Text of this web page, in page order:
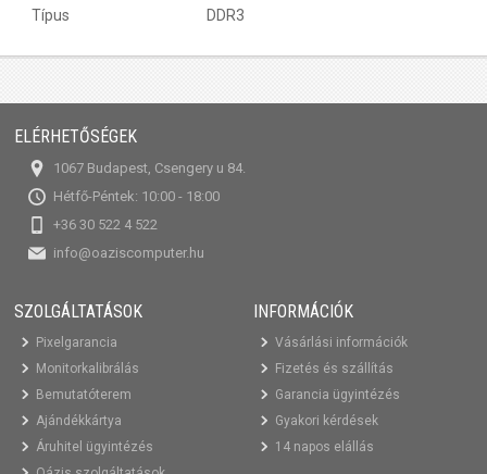
Típus
DDR3
ELÉRHETŐSÉGEK
1067 Budapest, Csengery u 84.
Hétfő-Péntek: 10:00 - 18:00
+36 30 522 4 522
info@oaziscomputer.hu
SZOLGÁLTATÁSOK
Pixelgarancia
Monitorkalibrálás
Bemutatóterem
Ajándékkártya
Áruhitel ügyintézés
INFORMÁCIÓK
Vásárlási információk
Fizetés és szállítás
Garancia ügyintézés
Gyakori kérdések
14 napos elállás